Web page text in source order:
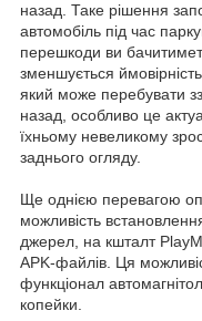
назад. Таке рішення
автомобіль під час
перешкоди ви
зменшується
який може перебувати
назад, особливо це
їхньому невеликому
заднього огляду.
Ще однією перевагою
можливість
джерел, на кшталт
APK-файлів. Ця
функціонал
копейки.